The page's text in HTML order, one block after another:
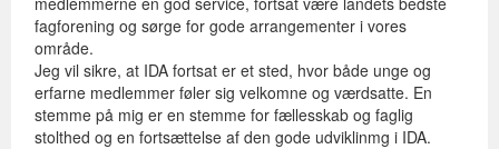
fagforening og sørge for gode arrangementer i vores
område.
Jeg vil sikre, at IDA fortsat er et sted, hvor både unge og
erfarne medlemmer føler sig velkomne og værdsatte. En
stemme på mig er en stemme for fællesskab og faglig
stolthed og en fortsættelse af den gode udviklinmg i IDA.